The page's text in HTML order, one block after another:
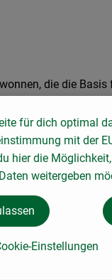
die die
und
für dich optimal
mit der
hier die
weitergeben
Einstellungen